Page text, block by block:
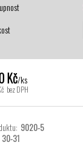
Kč/ks
bez DPH
9020-5
30-31